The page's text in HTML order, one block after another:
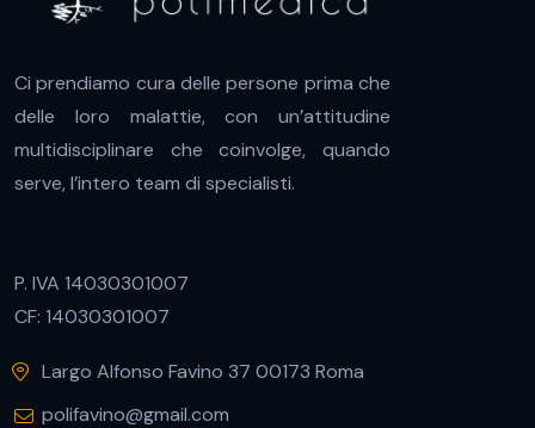
Ci prendiamo cura delle persone prima che
delle loro malattie, con un’attitudine
multidisciplinare che coinvolge, quando
serve, l’intero team di specialisti.
P. IVA 14030301007
CF: 14030301007
Largo Alfonso Favino 37 00173 Roma
polifavino@gmail.com